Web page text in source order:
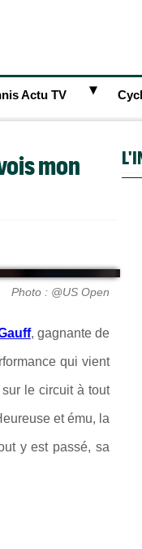
Actu TV ►
mon
Photo : @US Open
, gagnante de
qui vient
le circuit à tout
et ému, la
y est passé, sa